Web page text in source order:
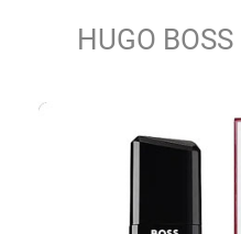
HUGO BOSS